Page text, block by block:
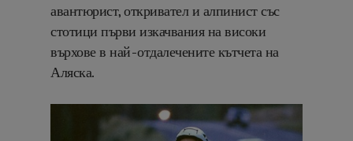
авантюрист, откривател и алпинист със
стотици първи изкачвания на високи
върхове в най-отдалечените кътчета на
Аляска.